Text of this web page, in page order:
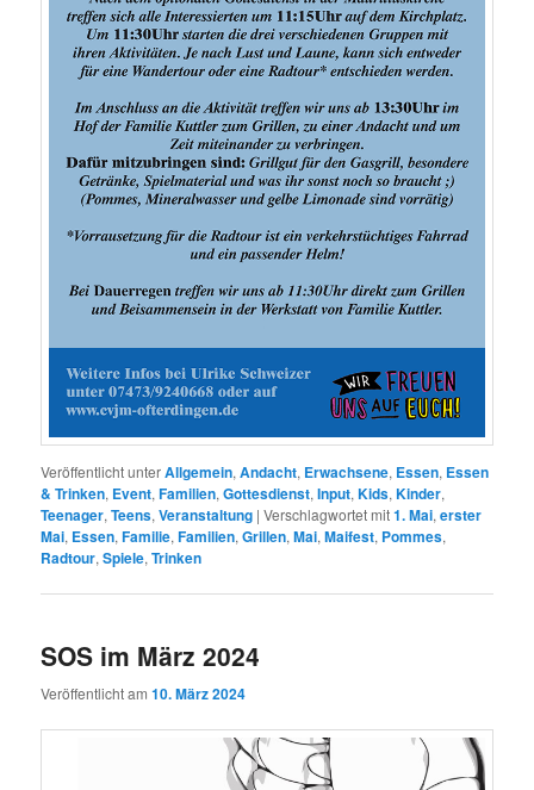
Veröffentlicht unterAllgemein,Andacht, Erwachsene, Essen, Essen
& Trinken, Event,Familien,Gottesdienst,Input,Kids,Kinder,
Teenager,Teens,Veranstaltung |Verschlagwortet mit1. Mai,erster
Mai, Essen,Familie,Familien,Grillen,Mai,Maifest, Pommes,
Radtour,Spiele,Trinken
SOS im März 2024
Veröffentlicht am10. März 2024